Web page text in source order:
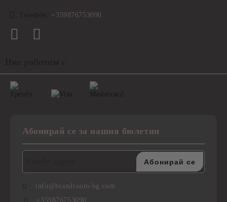
+359876753090
Абонирай се за нашия бюлетин
info@brandroom-bg.com
+359876753090